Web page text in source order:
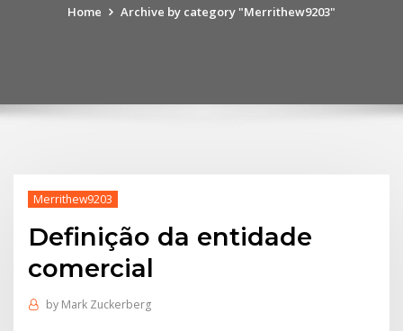
Home Archive by category "Merrithew9203"
Merrithew9203
Definição da entidade
comercial
by Mark Zuckerberg